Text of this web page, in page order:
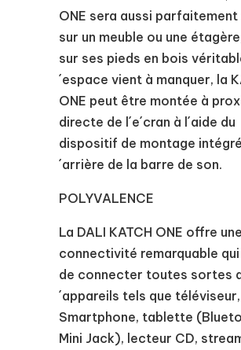
ONE sera aussi parfaitement
sur un meuble ou une
sur ses pieds en bois
´espace vient à manquer, la
ONE peut être montée à
directe de l´e´cran à l´aide du
dispositif de montage
´arrière de la barre de son.
POLYVALENCE
La DALI KATCH ONE offre une
connectivité remarquable
de connecter toutes sortes
´appareils tels que téléviseur,
Smartphone, tablette
Mini Jack), lecteur CD,